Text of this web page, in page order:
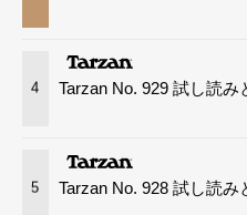
4 Tarzan No. 929 試し読み
5 Tarzan No. 928 試し読み